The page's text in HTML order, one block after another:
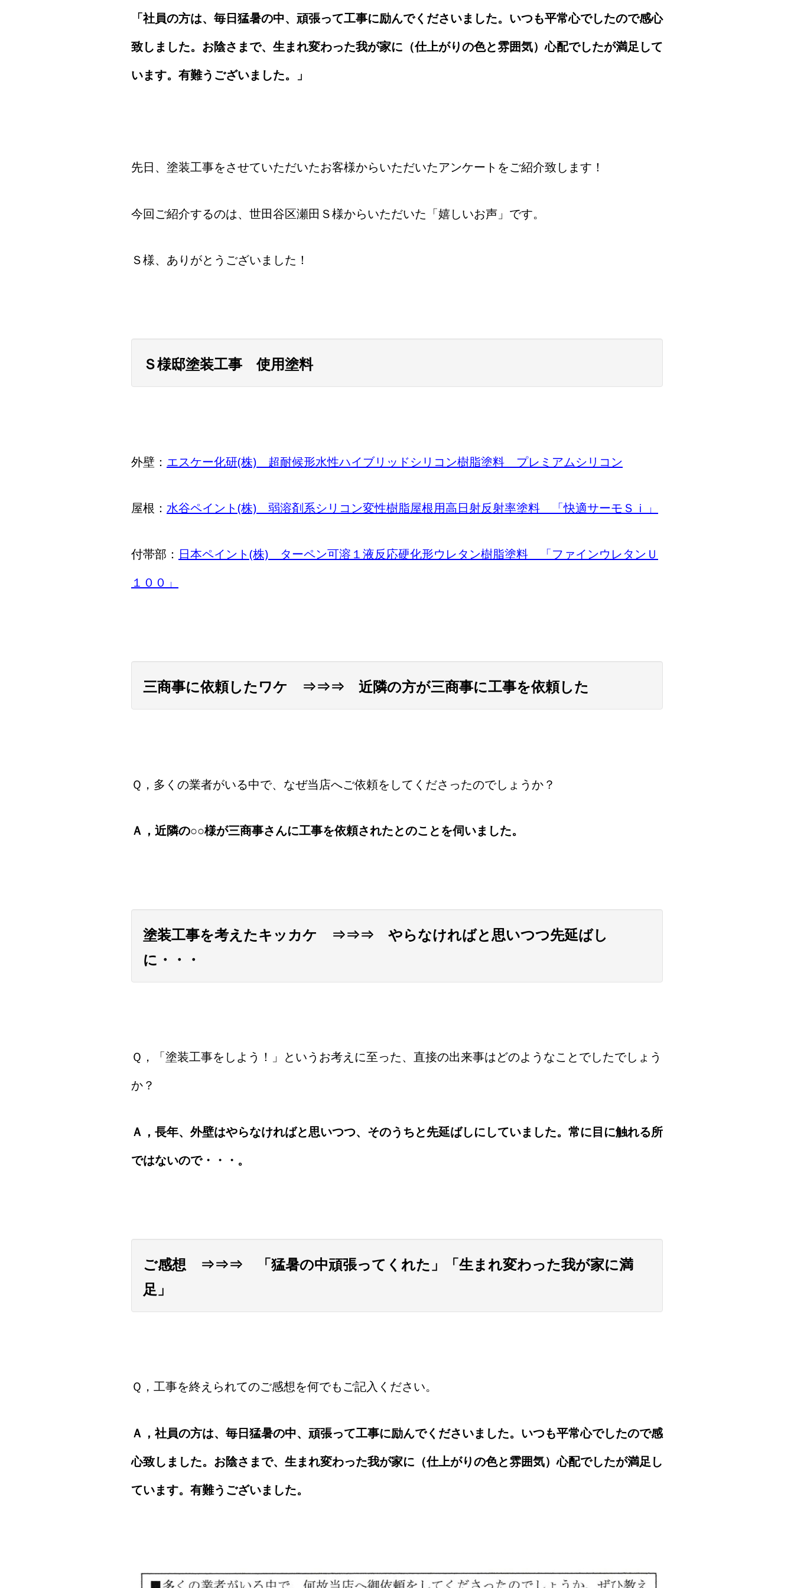
「社員の方は、毎日猛暑の中、頑張って工事に励んでくださいました。いつも平常心でしたので感心
致しました。お陰さまで、生まれ変わった我が家に（仕上がりの色と雰囲気）心配でしたが満足して
います。有難うございました。」
先日、塗装工事をさせていただいたお客様からいただいたアンケートをご紹介致します！
今回ご紹介するのは、世田谷区瀬田Ｓ様からいただいた「嬉しいお声」です。
Ｓ様、ありがとうございました！
Ｓ様邸塗装工事 使用塗料
外壁： エスケー化研(株) 超耐候形水性ハイブリッドシリコン樹脂塗料 プレミアムシリコン
屋根： 水谷ペイント(株) 弱溶剤系シリコン変性樹脂屋根用高日射反射率塗料 「快適サーモＳｉ」
付帯部： 日本ペイント(株) ターペン可溶１液反応硬化形ウレタン樹脂塗料 「ファインウレタンＵ
１００」
三商事に依頼したワケ ⇒⇒⇒ 近隣の方が三商事に工事を依頼した
Ｑ，多くの業者がいる中で、なぜ当店へご依頼をしてくださったのでしょうか？
Ａ，近隣の○○様が三商事さんに工事を依頼されたとのことを伺いました。
塗装工事を考えたキッカケ ⇒⇒⇒ やらなければと思いつつ先延ばし
に・・・
Ｑ，「塗装工事をしよう！」というお考えに至った、直接の出来事はどのようなことでしたでしょう
か？
Ａ，長年、外壁はやらなければと思いつつ、そのうちと先延ばしにしていました。常に目に触れる所
ではないので・・・。
ご感想 ⇒⇒⇒ 「猛暑の中頑張ってくれた」「生まれ変わった我が家に満
足」
Ｑ，工事を終えられてのご感想を何でもご記入ください。
Ａ，社員の方は、毎日猛暑の中、頑張って工事に励んでくださいました。いつも平常心でしたので感
心致しました。お陰さまで、生まれ変わった我が家に（仕上がりの色と雰囲気）心配でしたが満足し
ています。有難うございました。